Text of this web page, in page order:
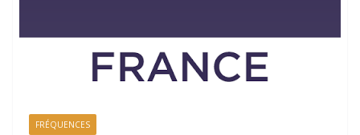
FRÉQUENCES